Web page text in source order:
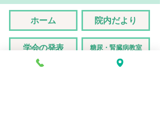
ホーム 院内だより
学会の発表 糖尿・腎臓病教室